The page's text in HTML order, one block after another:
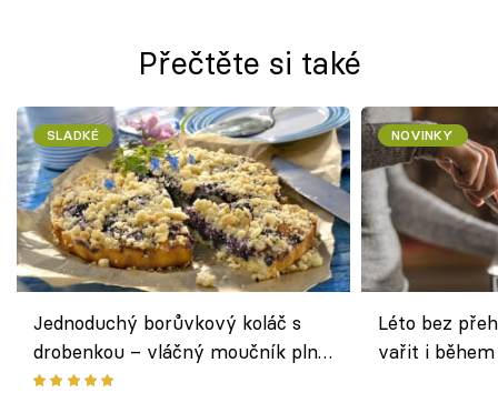
Přečtěte si také
SLADKÉ
Jednoduchý borůvkový koláč s
drobenkou – vláčný moučník plný
ovoce
NOVINKY
Léto bez
vařit i